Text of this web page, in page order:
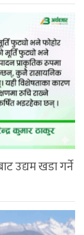
उद्यम खडा गर्ने